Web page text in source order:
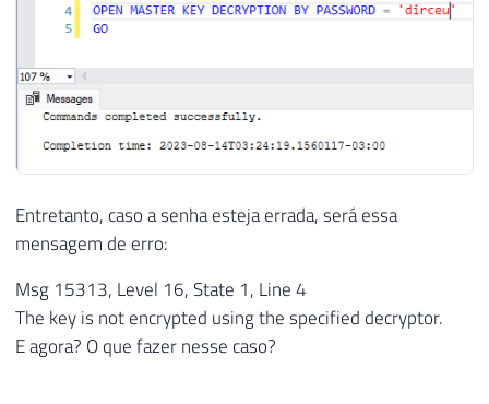
Entretanto, caso a senha esteja errada, será essa
mensagem de erro:
Msg 15313, Level 16, State 1, Line 4
The key is not encrypted using the specified decryptor.
E agora? O que fazer nesse caso?